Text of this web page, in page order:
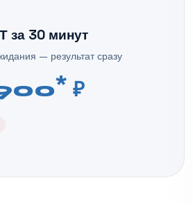
за 30 минут
— результат сразу
* ₽